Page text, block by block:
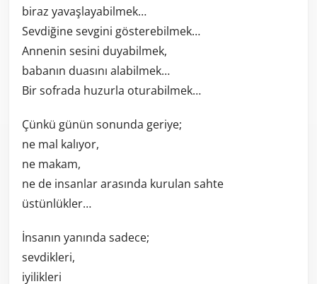
biraz yavaşlayabilmek…
Sevdiğine sevgini gösterebilmek…
Annenin sesini duyabilmek,
babanın duasını alabilmek…
Bir sofrada huzurla oturabilmek…
Çünkü günün sonunda geriye;
ne mal kalıyor,
ne makam,
ne de insanlar arasında kurulan sahte
üstünlükler…
İnsanın yanında sadece;
sevdikleri,
iyilikleri